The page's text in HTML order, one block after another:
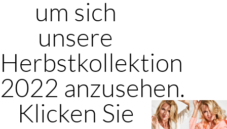
um sich
unsere
Herbstkollektion
2022 anzusehen.
Klicken Sie